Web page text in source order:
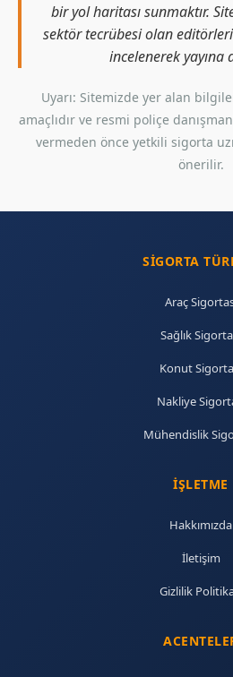
bir yol haritası sunmaktır.
sektör tecrübesi olan
incelenerek yayına
Uyarı: Sitemizde yer alan
amaçlıdır ve resmi poliçe
vermeden önce yetkili sigorta
önerilir.
SIGORTA
Araç
Sağlık
Konut
Nakliye
Mühendislik
İŞLETME
Hakkımızda
İletişim
Gizlilik